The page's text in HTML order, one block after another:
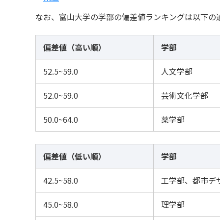
なお、富山大学の学部の偏差値ランキングは以下の
偏差値（高い順） 学部
52.5~59.0 人文学部
52.0~59.0 芸術文化学部
50.0~64.0 薬学部
偏差値（低い順） 学部
42.5~58.0 工学部、都市デ
45.0~58.0 理学部